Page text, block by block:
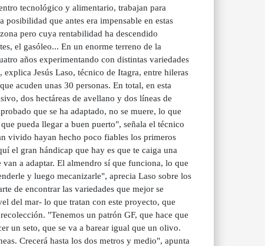
tecnológico y alimentario, trabajan para
que antes era impensable en estas
pero cuya rentabilidad ha descendido
el gasóleo... En un enorme terreno de la
años experimentando con distintas variedades
Jesús Laso, técnico de Itagra, entre hileras
acuden unas 30 personas. En total, en esta
dos hectáreas de avellano y dos líneas de
que se ha adaptado, no se muere, lo que
pueda llegar a buen puerto", señala el técnico
vivido hayan hecho poco fiables los primeros
el gran hándicap que hay es que te caiga una
a adaptar. El almendro sí que funciona, lo que
y luego mecanizarle", aprecia Laso sobre los
de encontrar las variedades que mejor se
del mar- lo que tratan con este proyecto, que
"Tenemos un patrón GF, que hace que
un seto, que se va a barear igual que un olivo.
Crecerá hasta los dos metros y medio", apunta